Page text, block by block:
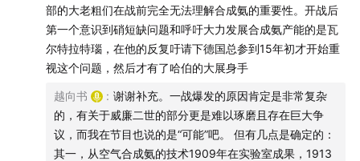
部的大老粗们在战前完全无法理解合成氨的重要性。开战后
第一个意识到硝短缺问题和呼吁大力发展合成氨产能的是瓦
尔特拉特瑙，在他的反复吁请下德国总参到15年初才开始重
视这个问题，然后才有了哈伯的大展身手
越向书 : 谢谢补充。一战爆发的原因肯定是非常复杂
的，有关于威廉二世的部分更是难以琢磨且存在巨大争
议，而我在节目也说的是“可能”吧。 但有几点是确定的：
其一，从空气合成氨的技术1909年在实验室成果，1913